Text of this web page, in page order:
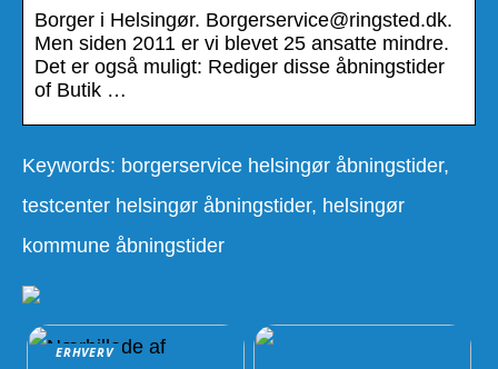
Borger i Helsingør. Borgerservice@ringsted.dk.
Men siden 2011 er vi blevet 25 ansatte mindre.
Det er også muligt: Rediger disse åbningstider
of Butik …
Keywords: borgerservice helsingør åbningstider,
testcenter helsingør åbningstider, helsingør
kommune åbningstider
ERHVERV